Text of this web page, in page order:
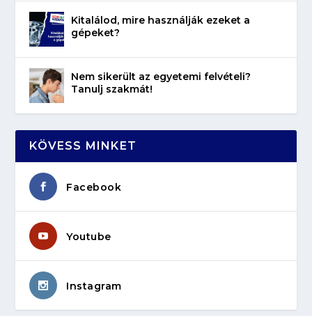
Kitalálod, mire használják ezeket a
gépeket?
Nem sikerült az egyetemi felvételi?
Tanulj szakmát!
KÖVESS MINKET
Facebook
Youtube
Instagram